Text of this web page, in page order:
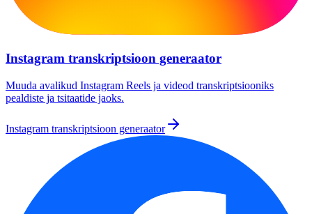
Instagram transkriptsioon generaator
Muuda avalikud Instagram Reels ja videod transkriptsiooniks
pealdiste ja tsitaatide jaoks.
Instagram transkriptsioon generaator